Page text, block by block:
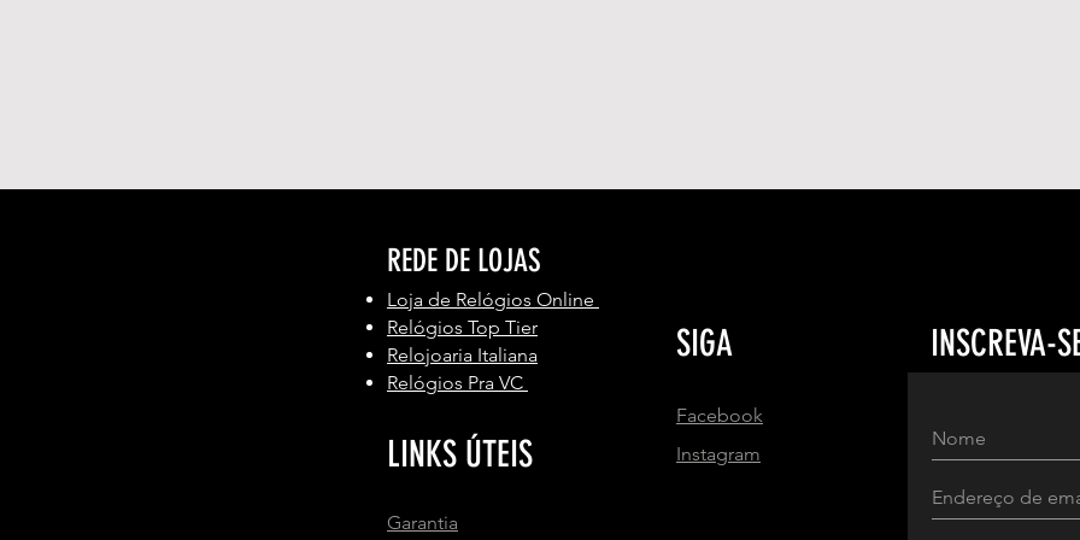
REDE DE LOJAS
Loja de Relógios Online
Relógios Top Tier
Relojoaria Italiana
Relógios Pra VC
LINKS ÚTEIS
Garantia
SIGA
Facebook
Instagram
INSCREVA-